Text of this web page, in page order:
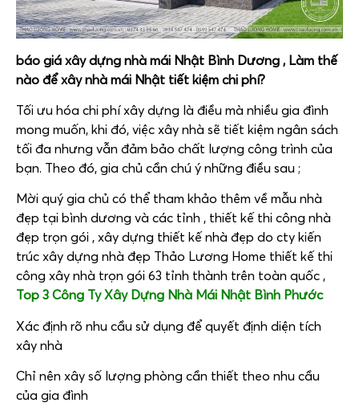
báo giá xây dựng nhà mái Nhật Bình Dương , Làm thế
nào để xây nhà mái Nhật tiết kiệm chi phí?
Tối ưu hóa chi phí xây dựng là điều mà nhiều gia đình
mong muốn, khi đó, việc xây nhà sẽ tiết kiệm ngân sách
tối đa nhưng vẫn đảm bảo chất lượng công trình của
bạn. Theo đó, gia chủ cần chú ý những điều sau ;
Mời quý gia chủ có thể tham khảo thêm về mẫu nhà
đẹp tại bình dương và các tỉnh , thiết kế thi công nhà
đẹp trọn gói , xây dựng thiết kế nhà đẹp do cty kiến
trúc xây dựng nhà đẹp Thảo Lương Home thiết kế thi
công xây nhà trọn gói 63 tỉnh thành trên toàn quốc ,
Top 3 Công Ty Xây Dựng Nhà Mái Nhật Bình Phước
Xác định rõ nhu cầu sử dụng để quyết định diện tích
xây nhà
Chỉ nên xây số lượng phòng cần thiết theo nhu cầu
của gia đình